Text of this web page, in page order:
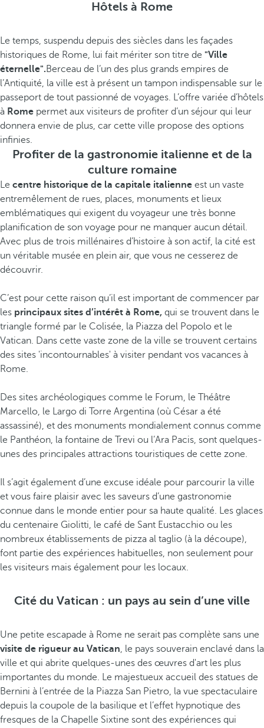
Hôtels à Rome
Le temps, suspendu depuis des siècles dans les façades
historiques de Rome, lui fait mériter son titre de "Ville
éternelle".Berceau de l’un des plus grands empires de
l’Antiquité, la ville est à présent un tampon indispensable sur le
passeport de tout passionné de voyages. L’offre variée d’hôtels
à Rome permet aux visiteurs de profiter d’un séjour qui leur
donnera envie de plus, car cette ville propose des options
infinies.
Profiter de la gastronomie italienne et de la
culture romaine
Le centre historique de la capitale italienne est un vaste
entremêlement de rues, places, monuments et lieux
emblématiques qui exigent du voyageur une très bonne
planification de son voyage pour ne manquer aucun détail.
Avec plus de trois millénaires d’histoire à son actif, la cité est
un véritable musée en plein air, que vous ne cesserez de
découvrir.
C’est pour cette raison qu’il est important de commencer par
les principaux sites d’intérêt à Rome, qui se trouvent dans le
triangle formé par le Colisée, la Piazza del Popolo et le
Vatican. Dans cette vaste zone de la ville se trouvent certains
des sites 'incontournables' à visiter pendant vos vacances à
Rome.
Des sites archéologiques comme le Forum, le Théâtre
Marcello, le Largo di Torre Argentina (où César a été
assassiné), et des monuments mondialement connus comme
le Panthéon, la fontaine de Trevi ou l’Ara Pacis, sont quelques-
unes des principales attractions touristiques de cette zone.
Il s’agit également d’une excuse idéale pour parcourir la ville
et vous faire plaisir avec les saveurs d’une gastronomie
connue dans le monde entier pour sa haute qualité. Les glaces
du centenaire Giolitti, le café de Sant Eustacchio ou les
nombreux établissements de pizza al taglio (à la découpe),
font partie des expériences habituelles, non seulement pour
les visiteurs mais également pour les locaux.
Cité du Vatican : un pays au sein d’une ville
Une petite escapade à Rome ne serait pas complète sans une
visite de rigueur au Vatican, le pays souverain enclavé dans la
ville et qui abrite quelques-unes des œuvres d'art les plus
importantes du monde. Le majestueux accueil des statues de
Bernini à l’entrée de la Piazza San Pietro, la vue spectaculaire
depuis la coupole de la basilique et l’effet hypnotique des
fresques de la Chapelle Sixtine sont des expériences qui